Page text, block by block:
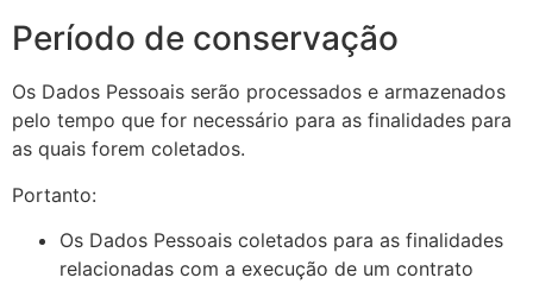
Período de conservação
Os Dados Pessoais serão processados e armazenados
pelo tempo que for necessário para as finalidades para
as quais forem coletados.
Portanto:
Os Dados Pessoais coletados para as finalidades
relacionadas com a execução de um contrato